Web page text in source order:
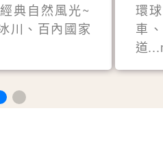
典自然風光~
川、百內國家
環
車
道